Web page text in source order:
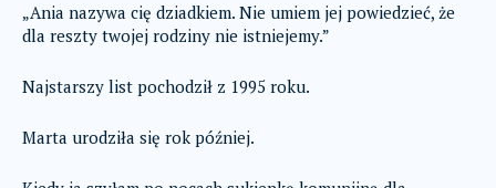
„Ania nazywa cię dziadkiem. Nie umiem jej powiedzieć, że
dla reszty twojej rodziny nie istniejemy.”
Najstarszy list pochodził z 1995 roku.
Marta urodziła się rok później.